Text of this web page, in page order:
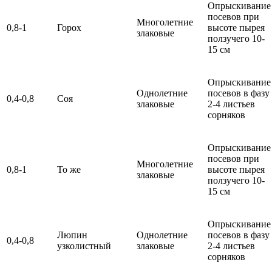
0,8-1 Горох
Многолетние
злаковые
Опрыскивание
посевов при
высоте пырея
ползучего 10-
15 см
0,4-0,8 Соя
Однолетние
злаковые
Опрыскивание
посевов в фазу
2-4 листьев
сорняков
0,8-1 То же
Многолетние
злаковые
Опрыскивание
посевов при
высоте пырея
ползучего 10-
15 см
0,4-0,8
Люпин
узколистный
Однолетние
злаковые
Опрыскивание
посевов в фазу
2-4 листьев
сорняков